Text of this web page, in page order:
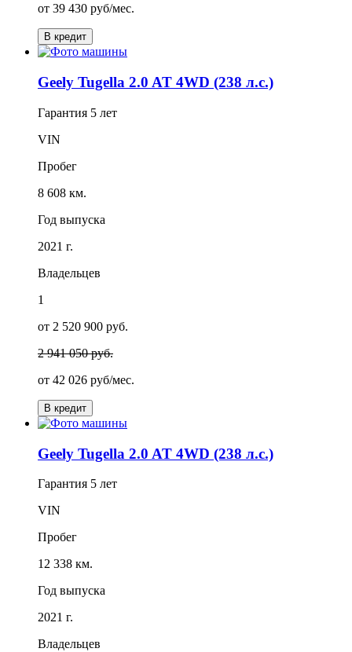
от 39 430 руб/мес.
В кредит
Geely Tugella 2.0 AT 4WD (238 л.с.)
Гарантия 5 лет
VIN
Пробег
8 608 км.
Год выпуска
2021 г.
Владельцев
1
от 2 520 900 руб.
2 941 050 руб.
от 42 026 руб/мес.
В кредит
Geely Tugella 2.0 AT 4WD (238 л.с.)
Гарантия 5 лет
VIN
Пробег
12 338 км.
Год выпуска
2021 г.
Владельцев